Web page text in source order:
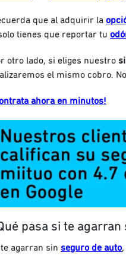
que al adquirir la
tienes que reportar tu
otro lado, si eliges nuestro
el mismo cobro.
ahora en minutos!
pasa si te
te agarran sin seguro de auto